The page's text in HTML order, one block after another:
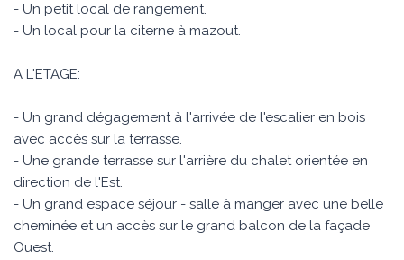
- Un petit local de rangement.
- Un local pour la citerne à mazout.
A L'ETAGE:
- Un grand dégagement à l'arrivée de l'escalier en bois
avec accès sur la terrasse.
- Une grande terrasse sur l'arrière du chalet orientée en
direction de l'Est.
- Un grand espace séjour - salle à manger avec une belle
cheminée et un accès sur le grand balcon de la façade
Ouest.